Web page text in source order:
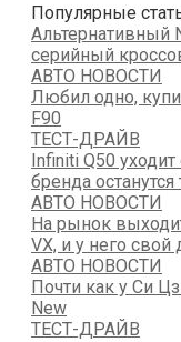
Популярные
Альтернативный
серийный
АВТО НОВОСТИ
Любил одно,
F90
ТЕСТ-ДРАЙВ
Infiniti Q50
бренда
АВТО НОВОСТИ
На рынок
VX, и у него свой
АВТО НОВОСТИ
Почти как у Си
New
ТЕСТ-ДРАЙВ